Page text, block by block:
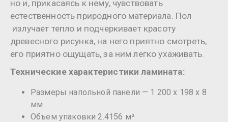
но и, прикасаясь к нему, чувствовать
естественность природного материала. Пол
излучает тепло и подчеркивает красоту
древесного рисунка, на него приятно смотреть,
его приятно ощущать, за ним легко ухаживать.
Технические характеристики ламината:
Размеры напольной панели — 1 200 х 198 х 8
мм
Объем упаковки 2.4156 м²